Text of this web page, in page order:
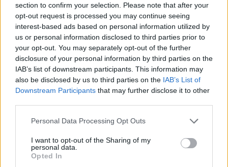
section to confirm your selection. Please note that after your
opt-out request is processed you may continue seeing
interest-based ads based on personal information utilized by
us or personal information disclosed to third parties prior to
your opt-out. You may separately opt-out of the further
disclosure of your personal information by third parties on the
IAB’s list of downstream participants. This information may
also be disclosed by us to third parties on the IAB’s List of
Downstream Participants that may further disclose it to other
Please note that this website/app uses one or more Google
not limited to your visit or usage behaviour. You may click to
grant or deny consent to Google and its third-party tags to
use your data for below specified purposes in below Google
Personal Data Processing Opt Outs
I want to opt-out of the Sharing of my
personal data.
Opted In
Sigue leyendo
NEWS